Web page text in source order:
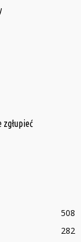
zgłupieć
508
282